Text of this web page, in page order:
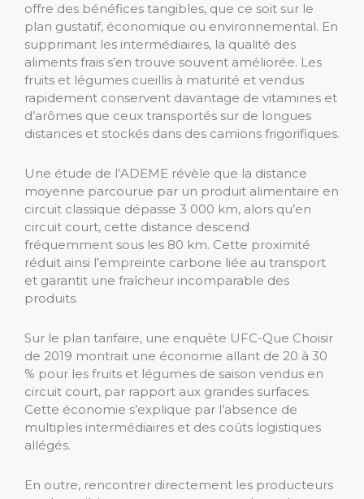
offre des bénéfices tangibles, que ce soit sur le
plan gustatif, économique ou environnemental. En
supprimant les intermédiaires, la qualité des
aliments frais s’en trouve souvent améliorée. Les
fruits et légumes cueillis à maturité et vendus
rapidement conservent davantage de vitamines et
d’arômes que ceux transportés sur de longues
distances et stockés dans des camions frigorifiques.
Une étude de l’ADEME révèle que la distance
moyenne parcourue par un produit alimentaire en
circuit classique dépasse 3 000 km, alors qu’en
circuit court, cette distance descend
fréquemment sous les 80 km. Cette proximité
réduit ainsi l’empreinte carbone liée au transport
et garantit une fraîcheur incomparable des
produits.
Sur le plan tarifaire, une enquête UFC-Que Choisir
de 2019 montrait une économie allant de 20 à 30
% pour les fruits et légumes de saison vendus en
circuit court, par rapport aux grandes surfaces.
Cette économie s’explique par l’absence de
multiples intermédiaires et des coûts logistiques
allégés.
En outre, rencontrer directement les producteurs